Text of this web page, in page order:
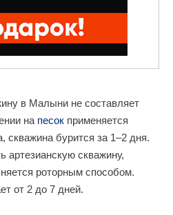
в Малыни не составляет
на песок применяется
скважина бурится за 1–2 дня.
артезианскую скважину,
роторным способом.
от 2 до 7 дней.